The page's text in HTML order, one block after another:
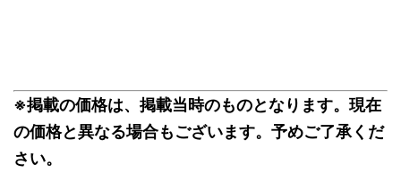
※掲載の価格は、掲載当時のものとなります。現在
の価格と異なる場合もございます。予めご了承くだ
さい。